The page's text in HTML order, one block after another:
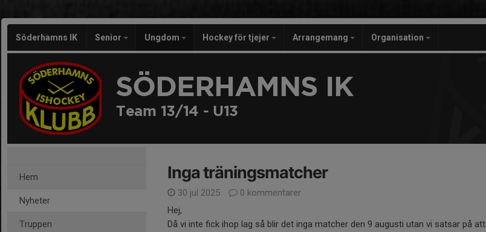
Söderhamns IK Senior Ungdom Hockey för tjejer Arrangemang Organisation
SÖDERHAMNS IK
Team 13/14 - U13
Hem
Nyheter
Truppen
Inga träningsmatcher
30 jul 2025
0 kommentarer
Hej,
Då vi inte fick ihop lag så blir det inga matcher den 9 augusti utan vi satsar på att